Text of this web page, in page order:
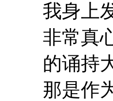
我身上
非常真
的诵持
那是作